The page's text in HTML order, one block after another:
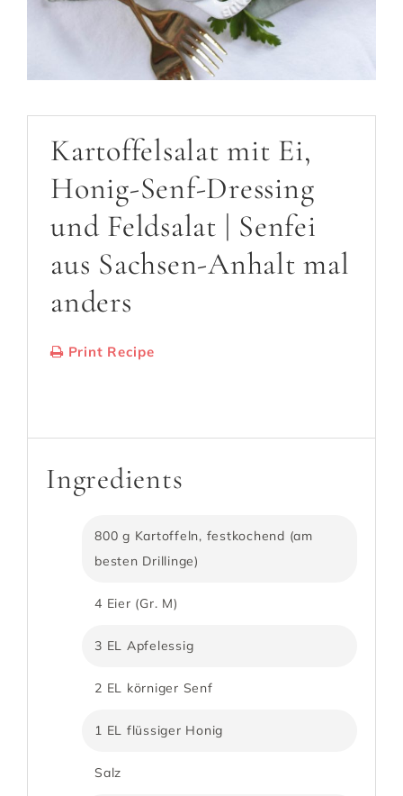
Kartoffelsalat mit Ei,
Honig-Senf-Dressing
und Feldsalat | Senfei
aus Sachsen-Anhalt mal
anders
Print Recipe
Ingredients
800 g Kartoffeln, festkochend (am
besten Drillinge)
4 Eier (Gr. M)
3 EL Apfelessig
2 EL körniger Senf
1 EL flüssiger Honig
Salz